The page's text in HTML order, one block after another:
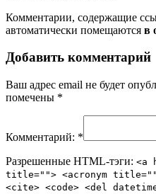
Комментарии, содержащие
автоматически помещаются в
Добавить комментарий
Ваш адрес email не будет
помечены *
Комментарий: *
Разрешенные HTML-тэги: <a
title=""> <acronym
<cite> <code> <del